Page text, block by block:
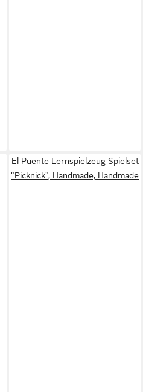
El Puente Lernspielzeug Spielset
"Picknick", Handmade, Handmade